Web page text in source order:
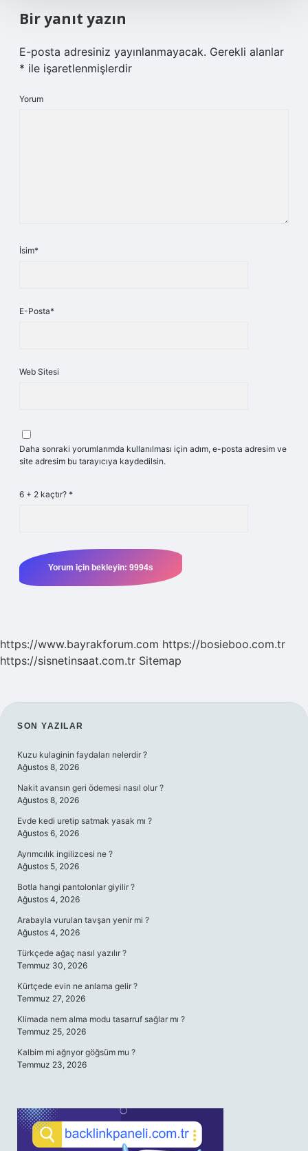
Bir yanıt yazın
E-posta adresiniz yayınlanmayacak. Gerekli alanlar
* ile işaretlenmişlerdir
Yorum
İsim*
E-Posta*
Web Sitesi
Daha sonraki yorumlarımda kullanılması için adım, e-posta adresim ve
site adresim bu tarayıcıya kaydedilsin.
6 + 2 kaçtır? *
https://www.bayrakforum.com https://bosieboo.com.tr
https://sisnetinsaat.com.tr Sitemap
SIDEBAR
SON YAZILAR
Kuzu kulaginin faydaları nelerdir ?
Ağustos 8, 2026
Nakit avansın geri ödemesi nasıl olur ?
Ağustos 8, 2026
Evde kedi uretip satmak yasak mı ?
Ağustos 6, 2026
Ayrımcılık ingilizcesi ne ?
Ağustos 5, 2026
Botla hangi pantolonlar giyilir ?
Ağustos 4, 2026
Arabayla vurulan tavşan yenir mi ?
Ağustos 4, 2026
Türkçede ağaç nasıl yazılır ?
Temmuz 30, 2026
Kürtçede evin ne anlama gelir ?
Temmuz 27, 2026
Klimada nem alma modu tasarruf sağlar mı ?
Temmuz 25, 2026
Kalbim mi ağrıyor göğsüm mu ?
Temmuz 23, 2026